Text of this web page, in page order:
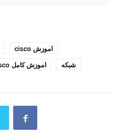
اموزش cisco
اموزش کامل cisco شبکه